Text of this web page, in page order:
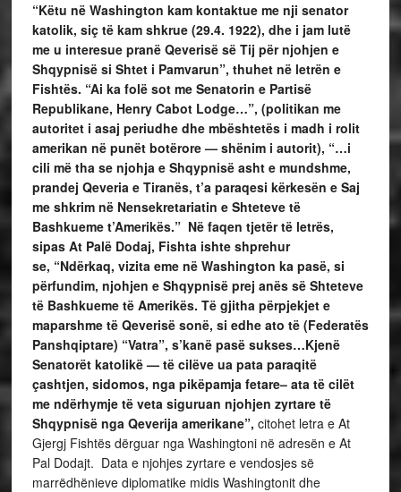
“Këtu në Washington kam kontaktue me nji senator
katolik, siç të kam shkrue (29.4. 1922), dhe i jam lutë
me u interesue pranë Qeverisë së Tij për njohjen e
Shqypnisë si Shtet i Pamvarun”, thuhet në letrën e
Fishtës. “Ai ka folë sot me Senatorin e Partisë
Republikane, Henry Cabot Lodge…”, (politikan me
autoritet i asaj periudhe dhe mbështetës i madh i rolit
amerikan në punët botërore — shënim i autorit), “…i
cili më tha se njohja e Shqypnisë asht e mundshme,
prandej Qeveria e Tiranës, t’a paraqesi kërkesën e Saj
me shkrim në Nensekretariatin e Shteteve të
Bashkueme t’Amerikës.” Në faqen tjetër të letrës,
sipas At Palë Dodaj, Fishta ishte shprehur
se, “Ndërkaq, vizita eme në Washington ka pasë, si
përfundim, njohjen e Shqypnisë prej anës së Shteteve
të Bashkueme të Amerikës. Të gjitha përpjekjet e
maparshme të Qeverisë sonë, si edhe ato të (Federatës
Panshqiptare) “Vatra”, s’kanë pasë sukses…Kjenë
Senatorët katolikë — të cilëve ua pata paraqitë
çashtjen, sidomos, nga pikëpamja fetare– ata të cilët
me ndërhymje të veta siguruan njohjen zyrtare të
Shqypnisë nga Qeverija amerikane”, citohet letra e At
Gjergj Fishtës dërguar nga Washingtoni në adresën e At
Pal Dodajt. Data e njohjes zyrtare e vendosjes së
marrëdhënieve diplomatike midis Washingtonit dhe